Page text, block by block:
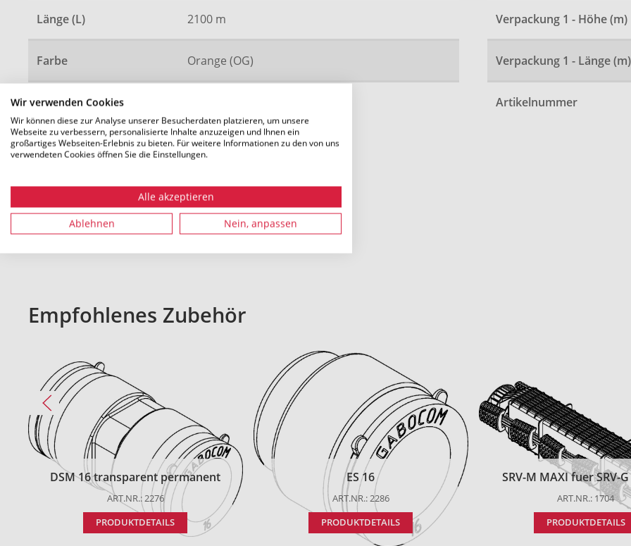
Wir verwenden Cookies
Wir können diese zur Analyse unserer Besucherdaten platzieren, um unsere
Webseite zu verbessern, personalisierte Inhalte anzuzeigen und Ihnen ein
großartiges Webseiten-Erlebnis zu bieten. Für weitere Informationen zu den von uns
verwendeten Cookies öffnen Sie die Einstellungen.
Alle akzeptieren
Ablehnen Nein, anpassen
Länge (L) 2100 m
Farbe Orange (OG)
Gewicht
Verpackung 1 - Höhe (m)
Verpackung 1 - Länge (m)
Artikelnummer
Alle Maße in mm. Technische Änderungen vorbehalten.
Empfohlenes Zubehör
DSM 16 transparent permanent
ART.NR.: 2276
PRODUKTDETAILS
ES 16
ART.NR.: 2286
PRODUKTDETAILS
SRV-M MAXI fuer SRV-
ART.NR.: 1704
PRODUKTDETAILS